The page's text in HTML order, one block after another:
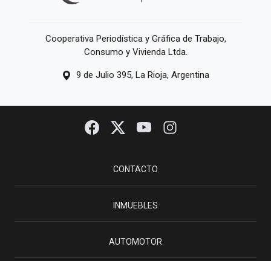
Cooperativa Periodística y Gráfica de Trabajo,
Consumo y Vivienda Ltda.
9 de Julio 395, La Rioja, Argentina
CONTACTO
INMUEBLES
AUTOMOTOR